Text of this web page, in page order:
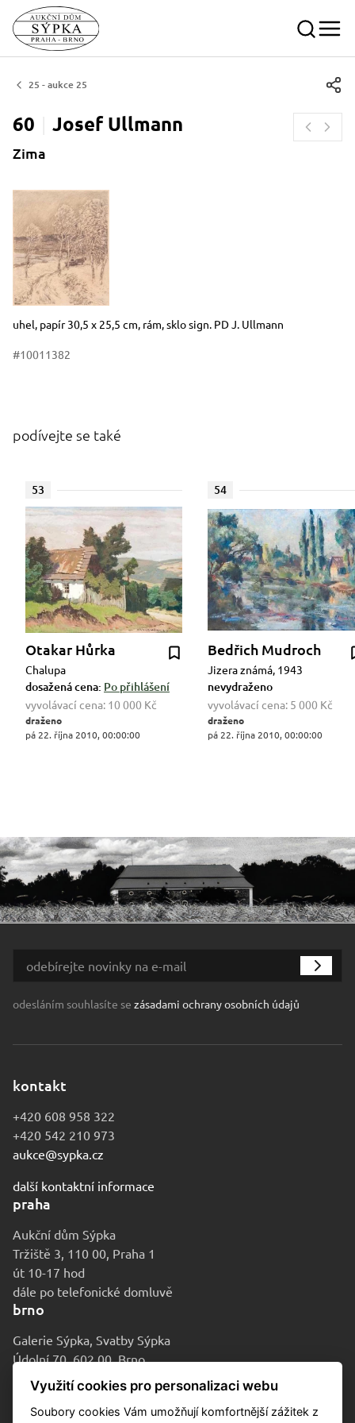
25 - aukce 25
60 Josef Ullmann
Zima
Rozměry
Stručný popis předmětu
uhel, papír 30,5 x 25,5 cm, rám, sklo sign. PD J. Ullmann
#10011382
podívejte se také
53
Otakar Hůrka
Chalupa
dosažená cena: Po přihlášení
vyvolávací cena: 10 000 Kč
draženo
pá 22. října 2010, 00:00:00
54
Bedřich Mudroch
Jizera známá, 1943
nevydraženo
vyvolávací cena: 5 000 Kč
draženo
pá 22. října 2010, 00:00:00
odesláním souhlasíte se zásadami ochrany osobních údajů
kontakt
+420 608 958 322
+420 542 210 973
aukce@sypka.cz
další kontaktní informace
praha
Aukční dům Sýpka
Tržiště 3, 110 00, Praha 1
út 10-17 hod
dále po telefonické domluvě
brno
Galerie Sýpka, Svatby Sýpka
Údolní 70, 602 00, Brno
po-pá 9-16 hod
Využití cookies pro personalizaci webu
Soubory cookies Vám umožňují komfortnější zážitek z